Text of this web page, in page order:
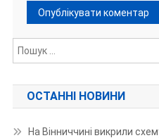
ОСТАННІ НОВИНИ
На Вінниччині викрили